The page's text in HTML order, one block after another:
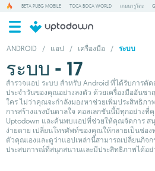
BETA PUBG MOBILE TOCA BOCA WORLD เกมนารูโตะ
ANDROID / แอป / เครื่องมือ / ระบบ
ระบบ - 17
สำรวจแอป ระบบ สำหรับ Android ที่ได้รับการคั
ประจำวันของคุณอย่างลงตัว ด้วยเครื่องมืออันช
ใคร ไม่ว่าคุณจะกำลังมองหาช่วยเพิ่มประสิทธิภา
การสร้างแรงบันดาลใจ คอลเลกชันนี้มีทุกอย่าง
Uptodown และค้นพบแอปที่ช่วยให้คุณจัดการ ส
ง่ายดาย เปลี่ยนโทรศัพท์ของคุณให้กลายเป็นช่อ
ตัวคุณเองและดูว่าแอปเหล่านี้สามารถเปลี่ยนกิจ
ประสบการณ์ที่สนุกสนานและมีประสิทธิภาพได้อย่